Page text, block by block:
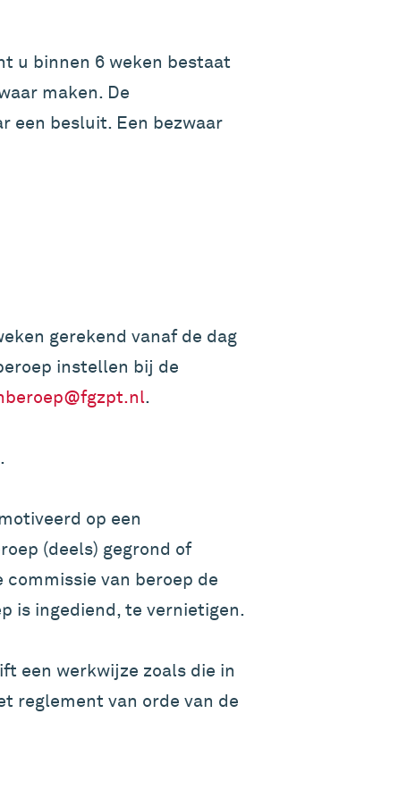
u binnen 6 weken bestaat
maken. De
een besluit. Een bezwaar
gerekend vanaf de dag
instellen bij de
.
op een
(deels) gegrond of
van beroep de
is ingediend, te vernietigen.
een werkwijze zoals die in
reglement van orde van de